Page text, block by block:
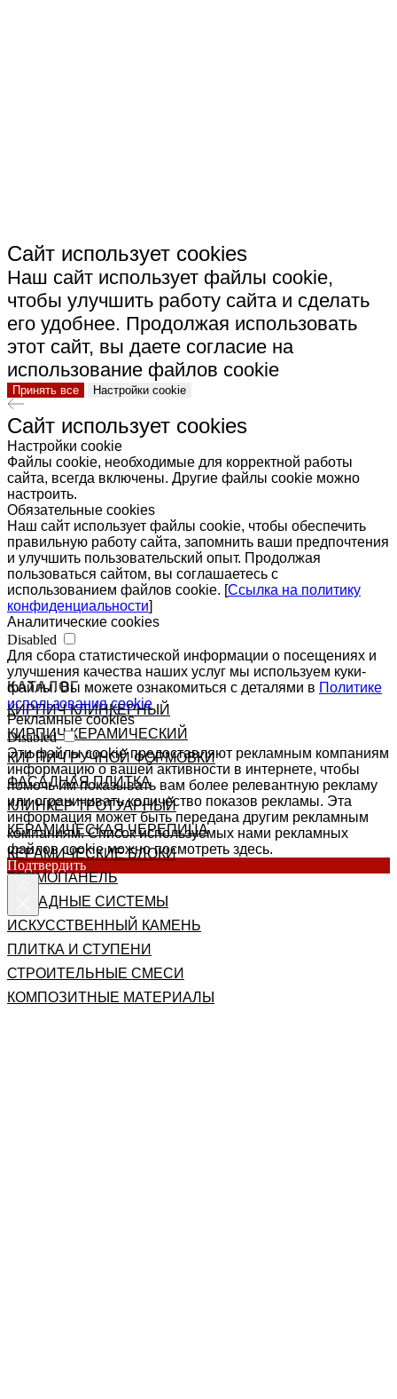
КАТАЛОГ
КИРПИЧ КЛИНКЕРНЫЙ
КИРПИЧ КЕРАМИЧЕСКИЙ
КИРПИЧ РУЧНОЙ ФОРМОВКИ
ФАСАДНАЯ ПЛИТКА
КЛИНКЕР ТРОТУАРНЫЙ
КЕРАМИЧЕСКАЯ ЧЕРЕПИЦА
КЕРАМИЧЕСКИЕ БЛОКИ
ТЕРМОПАНЕЛЬ
ФАСАДНЫЕ СИСТЕМЫ
ИСКУССТВЕННЫЙ КАМЕНЬ
ПЛИТКА И СТУПЕНИ
СТРОИТЕЛЬНЫЕ СМЕСИ
КОМПОЗИТНЫЕ МАТЕРИАЛЫ
Сайт использует cookies
Наш сайт использует файлы cookie,
чтобы улучшить работу сайта и сделать
его удобнее. Продолжая использовать
этот сайт, вы даете согласие на
использование файлов cookie
Принять все Настройки cookie
Сайт использует cookies
Настройки cookie
Файлы cookie, необходимые для корректной работы
сайта, всегда включены. Другие файлы cookie можно
настроить.
Обязательные cookies
Наш сайт использует файлы cookie, чтобы обеспечить
правильную работу сайта, запомнить ваши предпочтения
и улучшить пользовательский опыт. Продолжая
пользоваться сайтом, вы соглашаетесь с
использованием файлов cookie. [Ссылка на политику
конфиденциальности]
Аналитические cookies
Disabled
Для сбора статистической информации о посещениях и
улучшения качества наших услуг мы используем куки-
файлы. Вы можете ознакомиться с деталями в Политике
использования cookie
Рекламные cookies
Disabled
Эти файлы cookie предоставляют рекламным компаниям
информацию о вашей активности в интернете, чтобы
помочь им показывать вам более релевантную рекламу
или ограничивать количество показов рекламы. Эта
информация может быть передана другим рекламным
компаниям. Список используемых нами рекламных
файлов cookie можно посмотреть здесь.
Подтвердить